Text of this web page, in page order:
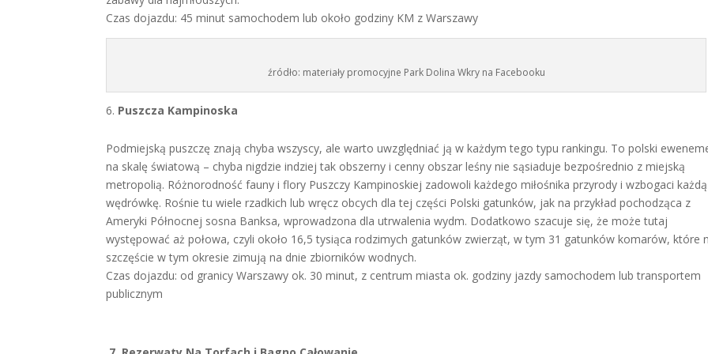
Czas dojazdu: 45 minut samochodem lub około godziny KM z Warszawy
źródło: materiały promocyjne Park Dolina Wkry na Facebooku
Puszcza Kampinoska
Podmiejską puszczę znają chyba wszyscy, ale warto uwzględniać ją w każdym tego typu rankingu. To polski
na skalę światową – chyba nigdzie indziej tak obszerny i cenny obszar leśny nie sąsiaduje bezpośrednio z miejską
metropolią. Różnorodność fauny i flory Puszczy Kampinoskiej zadowoli każdego miłośnika przyrody i wzbogaci każdą
wędrówkę. Rośnie tu wiele rzadkich lub wręcz obcych dla tej części Polski gatunków, jak na przykład pochodząca z
Ameryki Północnej sosna Banksa, wprowadzona dla utrwalenia wydm. Dodatkowo szacuje się, że może tutaj
występować aż połowa, czyli około 16,5 tysiąca rodzimych gatunków zwierząt, w tym 31 gatunków komarów, które
szczęście w tym okresie zimują na dnie zbiorników wodnych.
Czas dojazdu: od granicy Warszawy ok. 30 minut, z centrum miasta ok. godziny jazdy samochodem lub transportem
publicznym